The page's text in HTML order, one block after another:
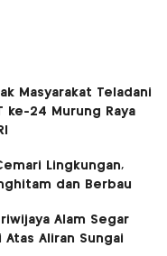
Masyarakat Teladani
ke-24 Murung Raya
Lingkungan,
dan Berbau
Alam Segar
Aliran Sungai